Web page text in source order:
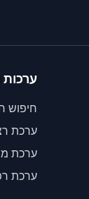
חיפוש
ערכת
ערכת
ערכת